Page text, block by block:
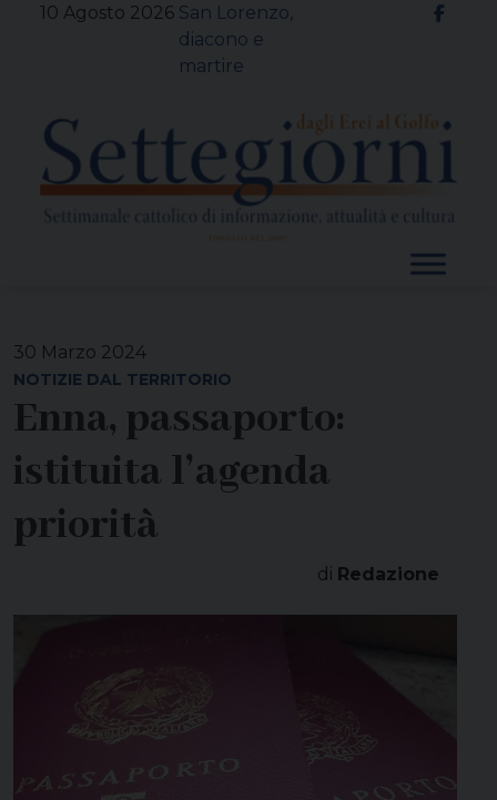
10 Agosto 2026 San Lorenzo,
diacono e
martire
30 Marzo 2024
NOTIZIE DAL TERRITORIO
Enna, passaporto:
istituita l’agenda
priorità
di Redazione